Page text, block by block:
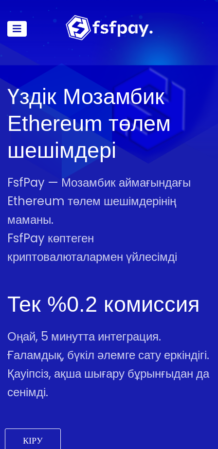
Үздік Мозамбик
Ethereum төлем
шешімдері
FsfPay — Мозамбик аймағындағы
Ethereum төлем шешімдерінің
маманы.
FsfPay көптеген
криптовалюталармен үйлесімді
Тек %0.2 комиссия
Оңай, 5 минутта интеграция.
Ғаламдық, бүкіл әлемге сату еркіндігі.
Қауіпсіз, ақша шығару бұрынғыдан да
сенімді.
КІРУ